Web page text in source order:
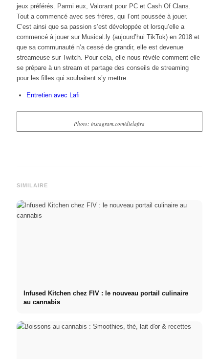
jeux préférés. Parmi eux, Valorant pour PC et Cash Of Clans.
Tout a commencé avec ses frères, qui l’ont poussée à jouer.
C’est ainsi que sa passion s’est développée et lorsqu’elle a
commencé à jouer sur Musical.ly (aujourd’hui TikTok) en 2018 et
que sa communauté n’a cessé de grandir, elle est devenue
streameuse sur Twitch. Pour cela, elle nous révèle comment elle
se prépare à un stream et partage des conseils de streaming
pour les filles qui souhaitent s’y mettre.
Entretien avec Lafi
Photo: instagram.com/dielafira
SIMILAIRE
Infused Kitchen chez FIV : le nouveau portail culinaire
au cannabis